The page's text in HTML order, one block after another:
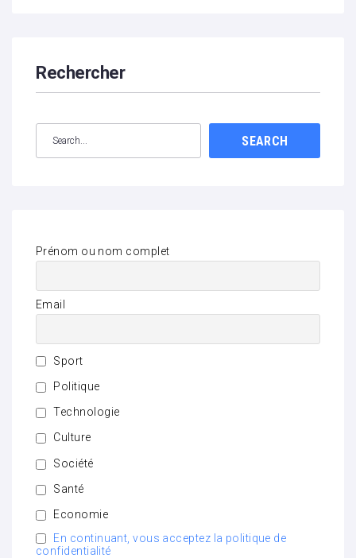
Rechercher
SEARCH
Prénom ou nom complet
Email
Sport
Politique
Technologie
Culture
Société
Santé
Economie
En continuant, vous acceptez la politique de
confidentialité